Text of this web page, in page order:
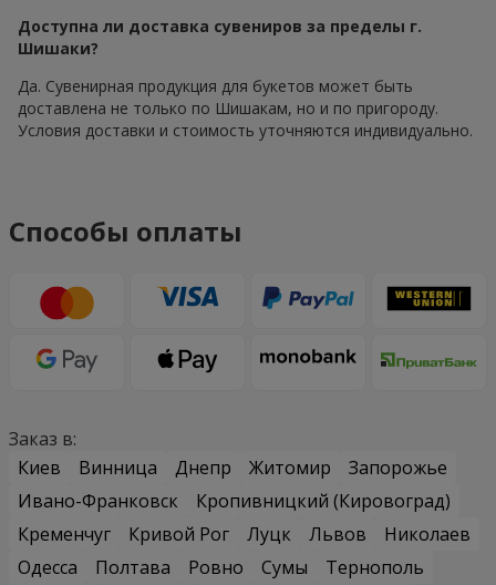
Доступна ли доставка сувениров за пределы г.
Шишаки?
Да. Сувенирная продукция для букетов может быть
доставлена не только по Шишакам, но и по пригороду.
Условия доставки и стоимость уточняются индивидуально.
Способы оплаты
Заказ в:
Киев
Винница Днепр Житомир
Запорожье
Ивано-Франковск
Кропивницкий (Кировоград)
Кременчуг
Кривой Рог Луцк Львов
Николаев
Одесса
Полтава Ровно Сумы
Тернополь